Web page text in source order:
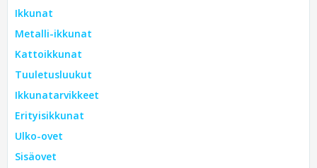
Ikkunat
Metalli-ikkunat
Kattoikkunat
Tuuletusluukut
Ikkunatarvikkeet
Erityisikkunat
Ulko-ovet
Sisäovet